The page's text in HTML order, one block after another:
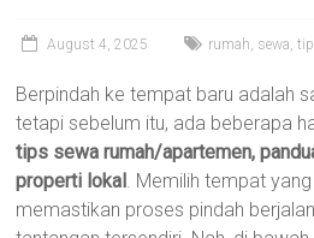
August 4, 2025 rumah, sewa,
Berpindah ke tempat baru adalah
tetapi sebelum itu, ada beberapa
tips sewa rumah/apartemen,
properti lokal. Memilih tempat
memastikan proses pindah